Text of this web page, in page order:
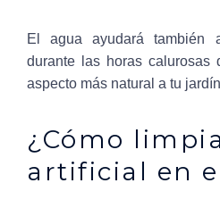
El agua ayudará también
durante las horas
aspecto más natural a tu
¿Cómo
artificial en